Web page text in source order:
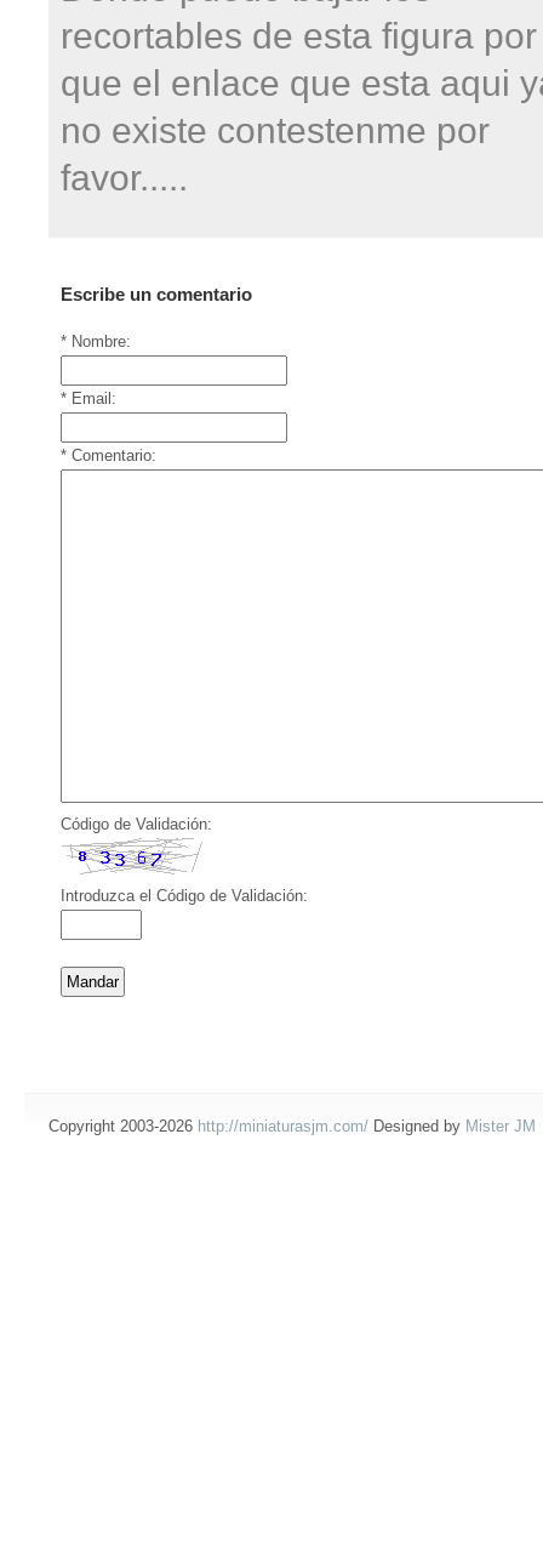
recortables de esta figura por
que el enlace que esta aqui
no existe contestenme por
favor.....
Escribe un comentario
* Nombre:
* Email:
* Comentario:
Código de Validación:
Introduzca el Código de Validación:
Copyright 2003-2026 http://miniaturasjm.com/ Designed by Mister JM